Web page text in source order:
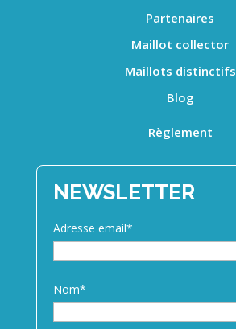
Partenaires
Maillot collector
Maillots distinctifs
Blog
Règlement
NEWSLETTER
Adresse email*
Nom*